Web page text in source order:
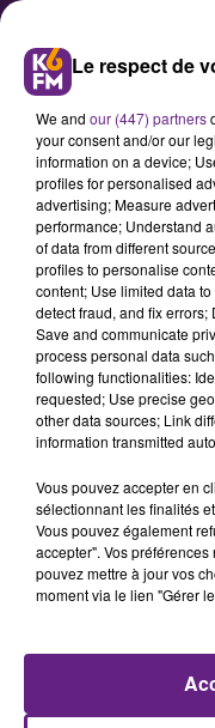
Handball :
opposés à
Les joueurs
Handball
soir à
17eme
Publié : 2 mars 2021
Le respect de
We and our (447) partners
your consent and/or our
information on a device;
profiles for personalised
advertising; Measure
performance; Understand
of data from different
profiles to personalise
content; Use limited data
detect fraud, and fix
Save and communicate
process personal data
following functionalities:
requested; Use precise
other data sources; Link
information transmitted
Vous pouvez accepter en
sélectionnant les finalités
Vous pouvez également
accepter". Vos
pouvez mettre à jour vos
moment via le lien "Gérer